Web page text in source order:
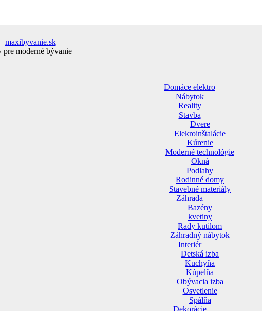
maxibyvanie.sk
pre moderné bývanie
Domáce elektro
Nábytok
Reality
Stavba
Dvere
Elekroinštalácie
Kúrenie
Moderné technológie
Okná
Podlahy
Rodinné domy
Stavebné materiály
Záhrada
Bazény
kvetiny
Rady kutilom
Záhradný nábytok
Interiér
Detská izba
Kuchyňa
Kúpelňa
Obývacia izba
Osvetlenie
Spálňa
Dekorácie